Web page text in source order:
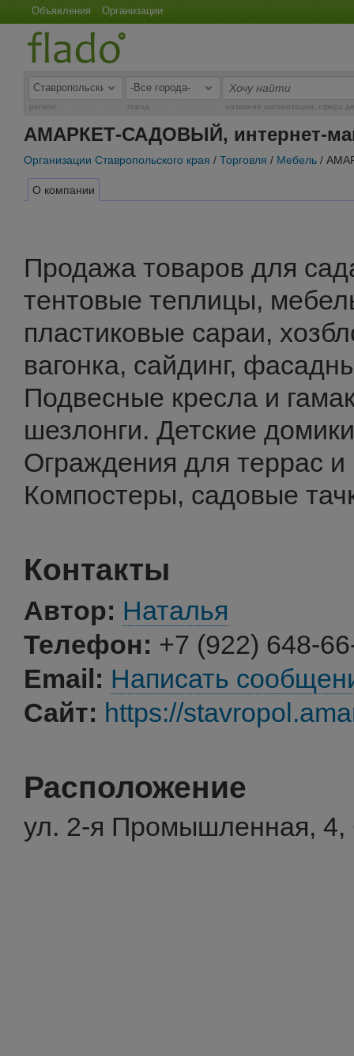
Объявления Организации
регион город название организации, сфера
АМАРКЕТ-САДОВЫЙ, интернет-
Организации Ставропольского края / Торговля / Мебель /
О компании
Продажа товаров для
тентовые теплицы,
пластиковые сараи,
вагонка, сайдинг,
Подвесные кресла и
шезлонги. Детские
Ограждения для террас и
Компостеры, садовые
Контакты
Автор: Наталья
Телефон: +7 (922) 648-
Email: Написать
Сайт: https://
Расположение
ул. 2-я Промышленная, 4,